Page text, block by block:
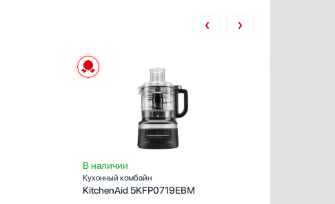
В наличии
Кухонный комбайн
KitchenAid 5KFP0719EBM